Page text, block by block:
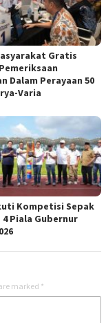
Gratis
Dalam Perayaan 50
Varia
Kompetisi Sepak
4 Piala Gubernur
marked *